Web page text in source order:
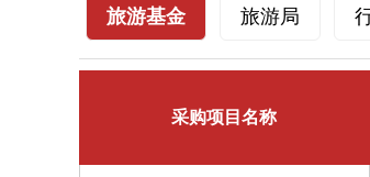
旅游基金 旅游局
采购项目名称